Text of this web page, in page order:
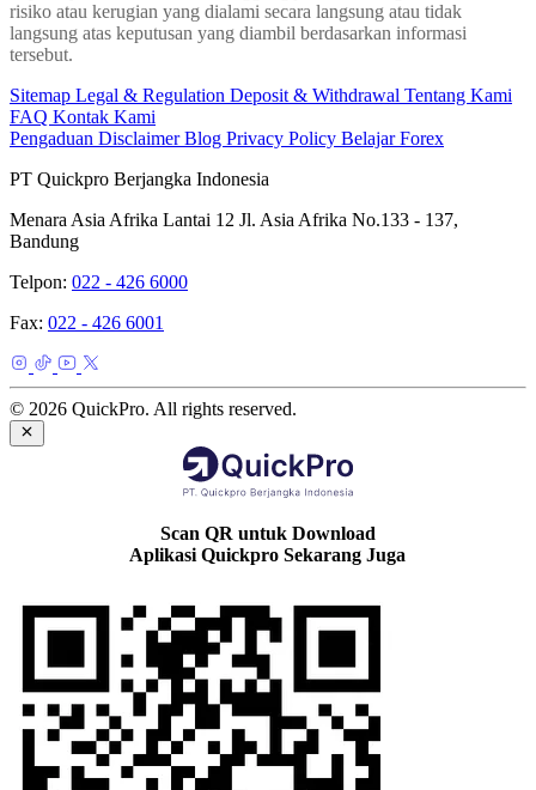
risiko atau kerugian yang dialami secara langsung atau tidak
langsung atas keputusan yang diambil berdasarkan informasi
tersebut.
Sitemap Legal & Regulation Deposit & Withdrawal Tentang Kami
FAQ Kontak Kami
Pengaduan DisclaimerBlog Privacy Policy Belajar Forex
PT Quickpro Berjangka Indonesia
Menara Asia Afrika Lantai 12 Jl. Asia Afrika No.133 - 137,
Bandung
Telpon: 022 - 426 6000
Fax: 022 - 426 6001
© 2026 QuickPro. All rights reserved.
Scan QR untuk Download
Aplikasi Quickpro Sekarang Juga